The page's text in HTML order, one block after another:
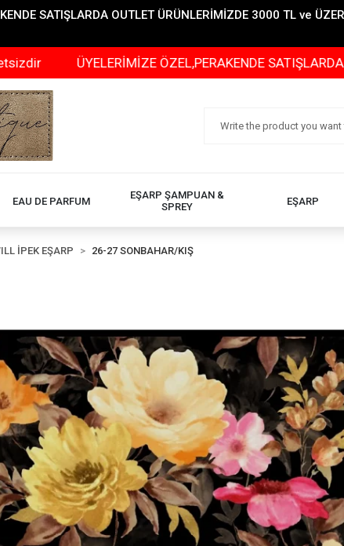
SATIŞLARDA OUTLET ÜRÜNLERİMİZDE 3000 TL ve
ÜYELERİMİZE ÖZEL,PERAKENDE SATIŞLARDA
EAU DE PARFUM
EŞARP ŞAMPUAN &
SPREY
EŞARP
İPEK EŞARP 26-27 SONBAHAR/KIŞ